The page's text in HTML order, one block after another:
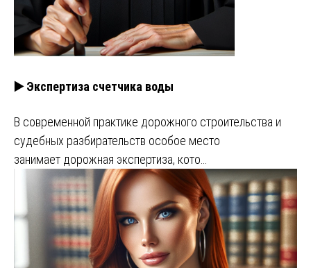
▶️ Экспертиза счетчика воды
В современной практике дорожного строительства и
судебных разбирательств особое место
занимает дорожная экспертиза, кото…